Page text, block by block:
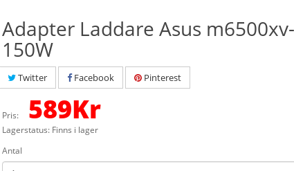
Adapter Laddare Asus
150W
Twitter Facebook Pinterest
Pris: 589Kr
Lagerstatus: Finns i lager
Antal